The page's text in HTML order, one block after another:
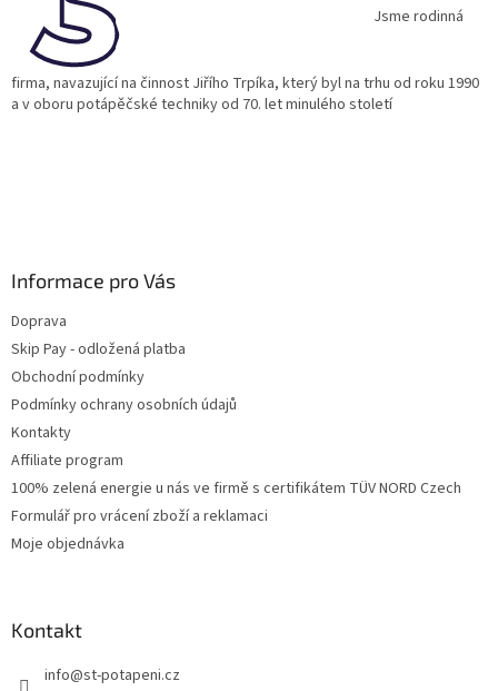
Jsme rodinná
firma, navazující na činnost Jiřího Trpíka, který byl na trhu od roku 1990
a v oboru potápěčské techniky od 70. let minulého století
Informace pro Vás
Doprava
Skip Pay - odložená platba
Obchodní podmínky
Podmínky ochrany osobních údajů
Kontakty
Affiliate program
100% zelená energie u nás ve firmě s certifikátem TÜV NORD Czech
Formulář pro vrácení zboží a reklamaci
Moje objednávka
Kontakt
info@st-potapeni.cz